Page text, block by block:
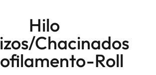
Hilo
Chacinados
Roll